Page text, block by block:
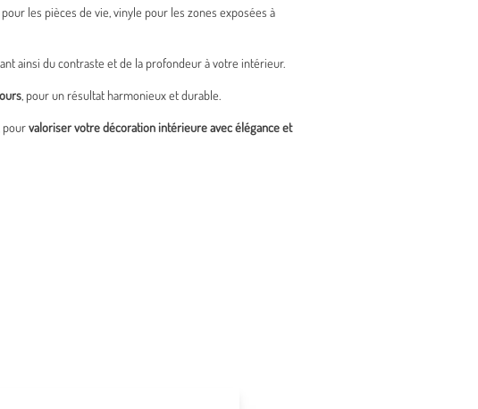
les pièces de vie, vinyle pour les zones exposées à
ainsi du contraste et de la profondeur à votre intérieur.
, pour un résultat harmonieux et durable.
pourvaloriser votre décoration intérieure avec élégance et